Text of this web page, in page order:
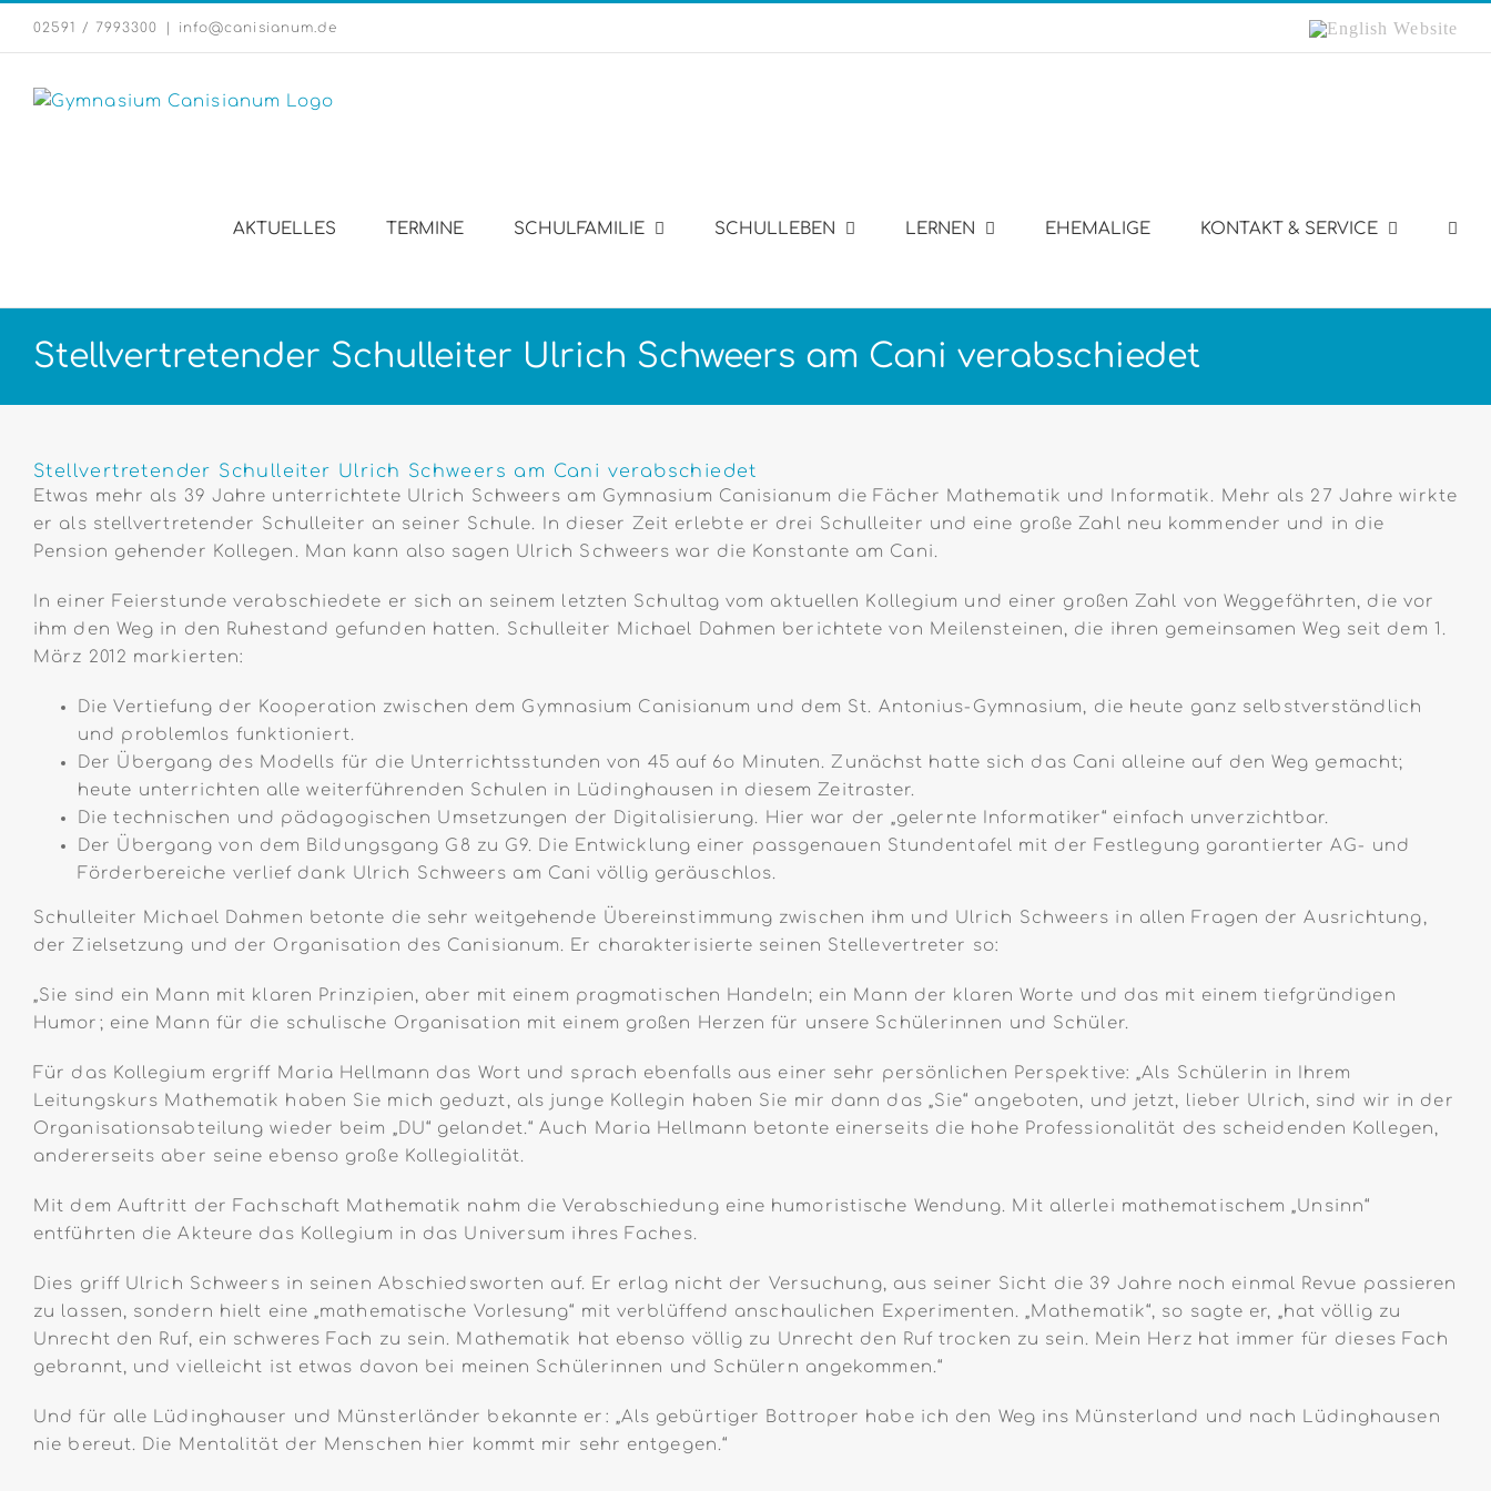
02591 / 7993300 info@canisianum.de
English
AKTUELLES TERMINE SCHULFAMILIE SCHULLEBEN LERNEN EHEMALIGE KONTAKT & SERVICE
Stellvertretender Schulleiter Ulrich Schweers am Cani verabschiedet
grösseres
Bild
Stellvertretender Schulleiter Ulrich Schweers am Cani verabschiedet
Etwas mehr als 39 Jahre unterrichtete Ulrich Schweers am Gymnasium Canisianum die Fächer Mathematik und Informatik. Mehr als 27 Jahre wirkte
er als stellvertretender Schulleiter an seiner Schule. In dieser Zeit erlebte er drei Schulleiter und eine große Zahl neu kommender und in die
Pension gehender Kollegen. Man kann also sagen Ulrich Schweers war die Konstante am Cani.
In einer Feierstunde verabschiedete er sich an seinem letzten Schultag vom aktuellen Kollegium und einer großen Zahl von Weggefährten, die vor
ihm den Weg in den Ruhestand gefunden hatten. Schulleiter Michael Dahmen berichtete von Meilensteinen, die ihren gemeinsamen Weg seit dem 1.
März 2012 markierten:
Die Vertiefung der Kooperation zwischen dem Gymnasium Canisianum und dem St. Antonius-Gymnasium, die heute ganz selbstverständlich
und problemlos funktioniert.
Der Übergang des Modells für die Unterrichtsstunden von 45 auf 6o Minuten. Zunächst hatte sich das Cani alleine auf den Weg gemacht;
heute unterrichten alle weiterführenden Schulen in Lüdinghausen in diesem Zeitraster.
Die technischen und pädagogischen Umsetzungen der Digitalisierung. Hier war der „gelernte Informatiker“ einfach unverzichtbar.
Der Übergang von dem Bildungsgang G8 zu G9. Die Entwicklung einer passgenauen Stundentafel mit der Festlegung garantierter AG- und
Förderbereiche verlief dank Ulrich Schweers am Cani völlig geräuschlos.
Schulleiter Michael Dahmen betonte die sehr weitgehende Übereinstimmung zwischen ihm und Ulrich Schweers in allen Fragen der Ausrichtung,
der Zielsetzung und der Organisation des Canisianum. Er charakterisierte seinen Stellevertreter so:
„Sie sind ein Mann mit klaren Prinzipien, aber mit einem pragmatischen Handeln; ein Mann der klaren Worte und das mit einem tiefgründigen
Humor; eine Mann für die schulische Organisation mit einem großen Herzen für unsere Schülerinnen und Schüler.
Für das Kollegium ergriff Maria Hellmann das Wort und sprach ebenfalls aus einer sehr persönlichen Perspektive: „Als Schülerin in Ihrem
Leitungskurs Mathematik haben Sie mich geduzt, als junge Kollegin haben Sie mir dann das „Sie“ angeboten, und jetzt, lieber Ulrich, sind wir in der
Organisationsabteilung wieder beim „DU“ gelandet.“ Auch Maria Hellmann betonte einerseits die hohe Professionalität des scheidenden Kollegen,
andererseits aber seine ebenso große Kollegialität.
Mit dem Auftritt der Fachschaft Mathematik nahm die Verabschiedung eine humoristische Wendung. Mit allerlei mathematischem „Unsinn“
entführten die Akteure das Kollegium in das Universum ihres Faches.
Dies griff Ulrich Schweers in seinen Abschiedsworten auf. Er erlag nicht der Versuchung, aus seiner Sicht die 39 Jahre noch einmal Revue passieren
zu lassen, sondern hielt eine „mathematische Vorlesung“ mit verblüffend anschaulichen Experimenten. „Mathematik“, so sagte er, „hat völlig zu
Unrecht den Ruf, ein schweres Fach zu sein. Mathematik hat ebenso völlig zu Unrecht den Ruf trocken zu sein. Mein Herz hat immer für dieses Fach
gebrannt, und vielleicht ist etwas davon bei meinen Schülerinnen und Schülern angekommen.“
Und für alle Lüdinghauser und Münsterländer bekannte er: „Als gebürtiger Bottroper habe ich den Weg ins Münsterland und nach Lüdinghausen
nie bereut. Die Mentalität der Menschen hier kommt mir sehr entgegen.“